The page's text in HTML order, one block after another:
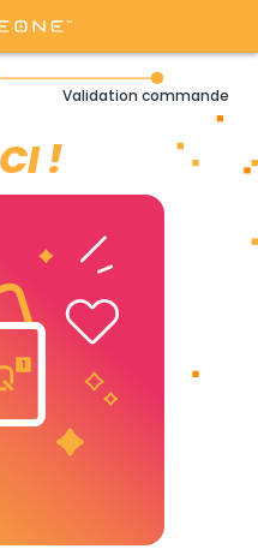
Validation commande
!